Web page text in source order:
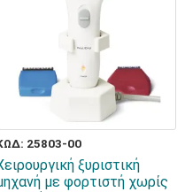
25803-00
ξυριστική
με φορτιστή χωρίς